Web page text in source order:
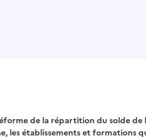
de la répartition du solde
les établissements et formations